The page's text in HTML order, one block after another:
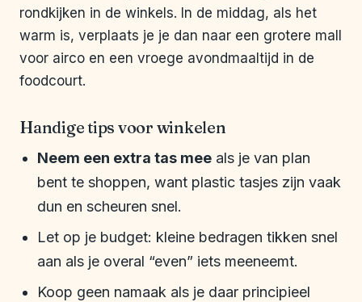
rondkijken in de winkels. In de middag, als het
warm is, verplaats je je dan naar een grotere mall
voor airco en een vroege avondmaaltijd in de
foodcourt.
Handige tips voor winkelen
Neem een extra tas mee als je van plan
bent te shoppen, want plastic tasjes zijn vaak
dun en scheuren snel.
Let op je budget: kleine bedragen tikken snel
aan als je overal “even” iets meeneemt.
Koop geen namaak als je daar principieel